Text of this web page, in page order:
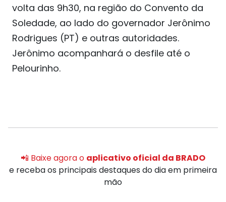
volta das 9h30, na região do Convento da
Soledade, ao lado do governador Jerônimo
Rodrigues (PT) e outras autoridades.
Jerônimo acompanhará o desfile até o
Pelourinho.
📲 Baixe agora o aplicativo oficial da BRADO
e receba os principais destaques do dia em primeira
mão